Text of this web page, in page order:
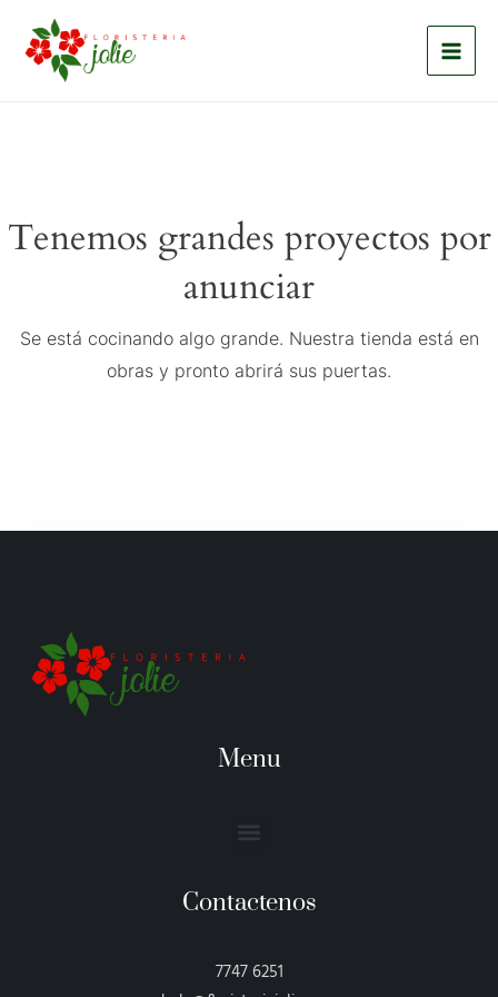
contenido
Tenemos grandes proyectos por
anunciar
Se está cocinando algo grande. Nuestra tienda está en
obras y pronto abrirá sus puertas.
Menu
Menu
Contactenos
7747 6251